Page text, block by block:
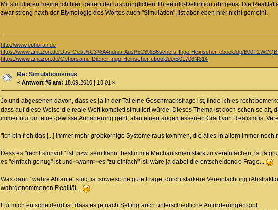
Mit simulieren meine ich hier, getreu der ursprünglichen Threefold-Definition übrigens: Die
zwar streng nach der Etymologie des Wortes auch "Simulation", ist aber eben hier nicht gemeint.
http://www.ephoran.de
https://www.amazon.de/Das-Gest%C3%A4ndnis-Ausl%C3%B6schers-Ingo-Heinscher-ebook/dp/
https://www.amazon.de/Gehorsame-Diener-Ingo-Heinscher-ebook/dp/B01706N814
Re: Simulationismus
«Antwort #5 am: 18.09.2010 | 18:01 »
Jo und abgesehen davon, dass es ja in der Tat eine Geschmacksfrage ist, finde ich es recht
dass auf diese Weise die reale Welt komplett simuliert würde. Dieses Thema ist doch schon so
immer nur um eine gewisse Annäherung geht, also einen angemessenen Grad von Realismus,
"Ich bin froh das [...] immer mehr grobkörnige Systeme raus kommen, die alles in allem immer
Dess es "recht sinnvoll" ist, bzw. sein kann, bestimmte Mechanismen stark zu vereinfachen, ist ja
es "einfach genug" ist und <wann> es "zu einfach" ist, wäre ja dabei die entscheidende Frage...
Was dann "wahre Abläufe" sind, ist sowieso ne gute Frage, durch stärkere Vereinfachung
wahrgenommenen Realität...
Für mich entscheidend ist, dass es je nach Setting auch unterschiedliche Anforderungen gibt.